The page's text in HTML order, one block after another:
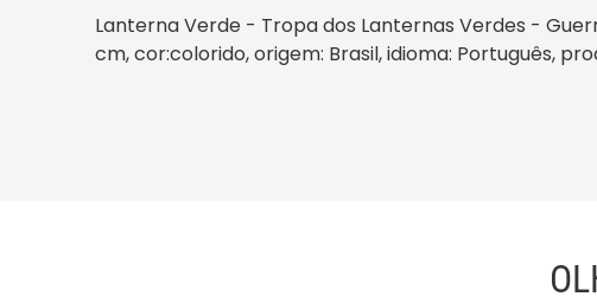
Lanterna Verde - Tropa dos Lanternas Verdes -
cm, cor:colorido, origem: Brasil, idioma: Português,